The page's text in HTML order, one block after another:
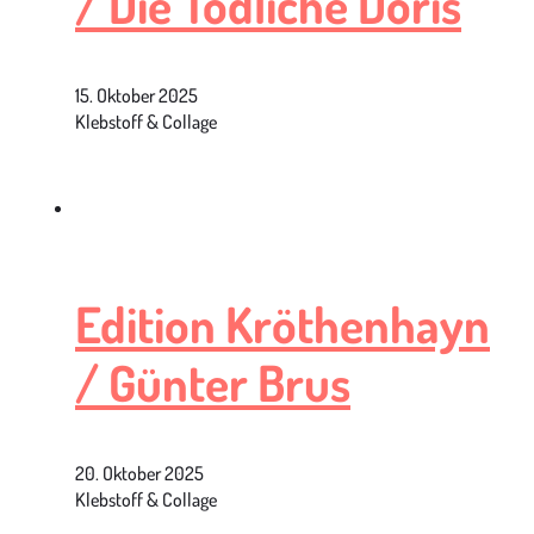
15. Oktober 2025
Klebstoff & Collage
Edition Kröthenhayn
/ Günter Brus
20. Oktober 2025
Klebstoff & Collage